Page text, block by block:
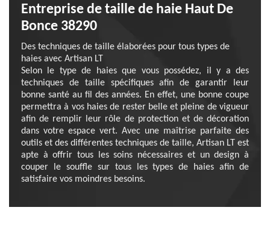
Entreprise de taille de haie Haut De
Bonce 38290
Des techniques de taille élaborées pour tous types de
haies avec Artisan LT
Selon le type de haies que vous possédez, il y a des
techniques de taille spécifiques afin de garantir leur
bonne santé au fil des années. En effet, une bonne coupe
permettra à vos haies de rester belle et pleine de vigueur
afin de remplir leur rôle de protection et de décoration
dans votre espace vert. Avec une maîtrise parfaite des
outils et des différentes techniques de taille, Artisan LT est
apte à offrir tous les soins nécessaires et un design à
couper le souffle sur tous les types de haies afin de
satisfaire vos moindres besoins.